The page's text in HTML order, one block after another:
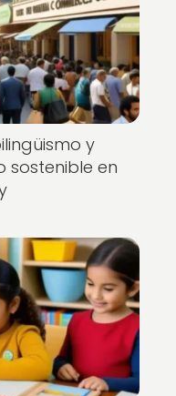
y
sostenible en